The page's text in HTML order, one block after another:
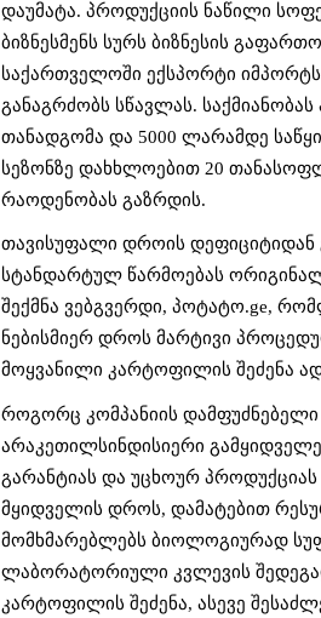
დაუმატა. პროდუქციის ნაწილი
ბიზნესმენს სურს ბიზნესის
საქართველოში ექსპორტი
განაგრძობს სწავლას.
თანადგომა და 5000 ლარამდე
სეზონზე დახხლოებით 20
რაოდენობას გაზრდის.
თავისუფალი დროის დეფიციტიდან
სტანდარტულ წარმოებას
შექმნა ვებგვერდი, პოტატო.ge,
ნებისმიერ დროს მარტივი
მოყვანილი კარტოფილის შეძენა
როგორც კომპანიის დამფუძნებელი
არაკეთილსინდისიერი
გარანტიას და უცხოურ
მყიდველის დროს, დამატებით
მომხმარებლებს ბიოლოგიურად
ლაბორატორიული კვლევის
კარტოფილის შეძენა, ასევე